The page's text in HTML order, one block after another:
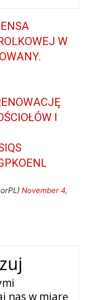
W
I
November 4,
nas w miarę